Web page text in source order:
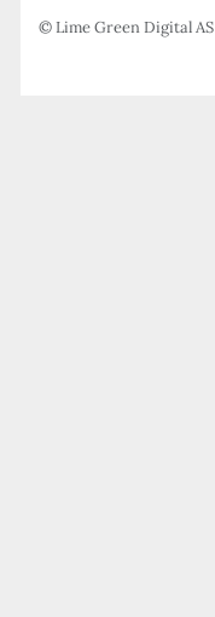
© Lime Green Digital AS